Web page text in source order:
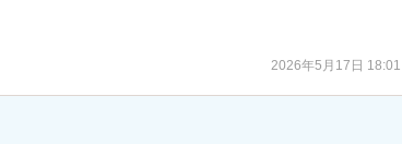
2026年5月17日 18:01